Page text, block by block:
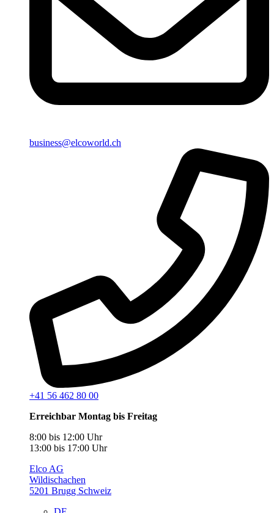
business@elcoworld.ch
+41 56 462 80 00
Erreichbar Montag bis Freitag
8:00 bis 12:00 Uhr
13:00 bis 17:00 Uhr
Elco AG
Wildischachen
5201 Brugg Schweiz